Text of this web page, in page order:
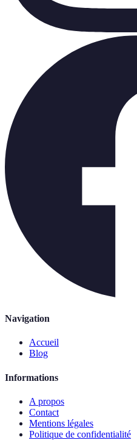
Navigation
Accueil
Blog
Informations
A propos
Contact
Mentions légales
Politique de confidentialité